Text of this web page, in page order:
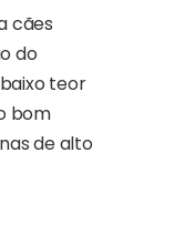
cães
do
teor
bom
de alto